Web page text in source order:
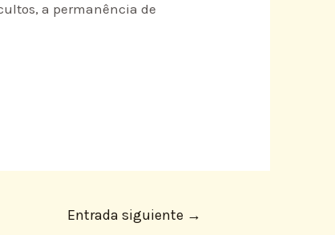
a permanência de
Entrada siguiente →